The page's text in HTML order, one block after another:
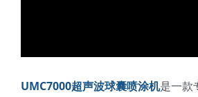
UMC7000超声波球囊喷涂机是一款